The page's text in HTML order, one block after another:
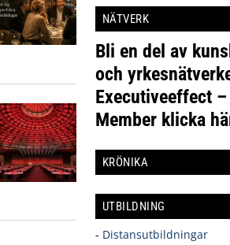
NÄTVERK
Bli en del av
och
Executiveeffect –
Member klicka
KRÖNIKA
UTBILDNING
- Distansutbildningar